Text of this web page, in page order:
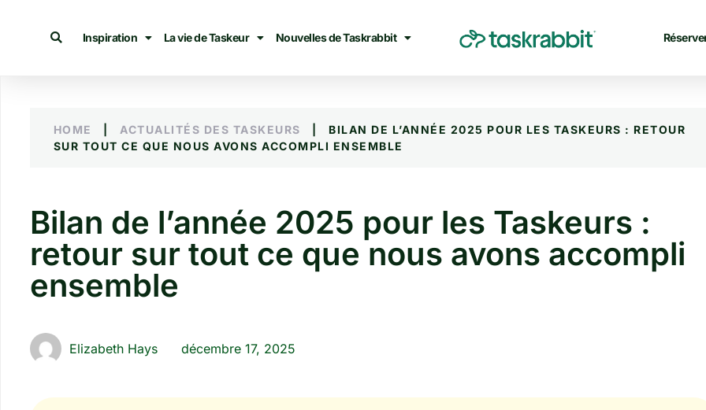
Inspiration La vie de Taskeur Nouvelles de Taskrabbit
HOME ACTUALITÉS DES TASKEURS
BILAN DE L’ANNÉE 2025 POUR LES TASKEURS : RETOUR
SUR TOUT CE QUE NOUS AVONS ACCOMPLI ENSEMBLE
Bilan de l’année 2025 pour les Taskeurs :
retour sur tout ce que nous avons accompli
ensemble
Elizabeth Hays décembre 17, 2025